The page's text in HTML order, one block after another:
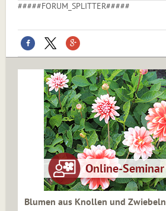
#####FORUM_SPLITTER#####
Blumen aus Knollen und Zwiebeln